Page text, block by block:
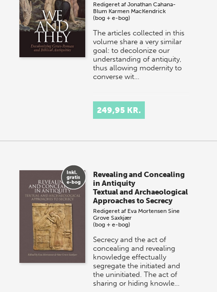
Redigeret afJonathan Cahana-
Blum Karmen MacKendrick
(bog + e-bog)
The articles collected in this
volume share a very similar
goal: to decolonize our
understanding of antiquity,
thus allowing modernity to
converse wit…
249,95 KR.
Revealing and Concealing
in Antiquity
Textual and Archaeological
Approaches to Secrecy
Redigeret af Eva Mortensen Sine
Grove Saxkjær
(bog + e-bog)
Secrecy and the act of
concealing and revealing
knowledge effectually
segregate the initiated and
the uninitiated. The act of
sharing or hiding knowle…